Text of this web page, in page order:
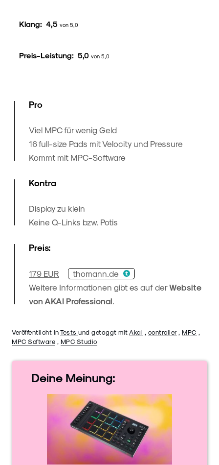
Klang: 4,5 von 5,0
Preis-Leistung: 5,0 von 5,0
Pro
Viel MPC für wenig Geld
16 full-size Pads mit Velocity und Pressure
Kommt mit MPC-Software
Kontra
Display zu klein
Keine Q-Links bzw. Potis
Preis:
179 EUR
thomann.de
Weitere Informationen gibt es auf derWebsite
von AKAI Professional.
Veröffentlicht in Tests und getaggt mit Akai , controller, MPC ,
MPC Software , MPC Studio
Deine Meinung: